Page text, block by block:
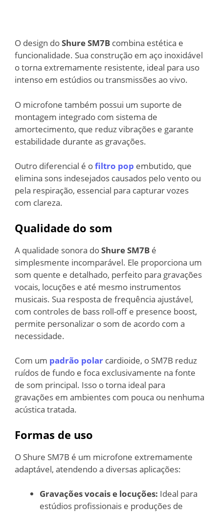
O design doShure SM7B combina estética e
funcionalidade. Sua construção em aço inoxidável
o torna extremamente resistente, ideal para uso
intenso em estúdios ou transmissões ao vivo.
O microfone também possui um suporte de
montagem integrado com sistema de
amortecimento, que reduz vibrações e garante
estabilidade durante as gravações.
Outro diferencial é ofiltro pop embutido, que
elimina sons indesejados causados pelo vento ou
pela respiração, essencial para capturar vozes
com clareza.
Qualidade do som
A qualidade sonora doShure SM7B é
simplesmente incomparável. Ele proporciona um
som quente e detalhado, perfeito para gravações
vocais, locuções e até mesmo instrumentos
musicais. Sua resposta de frequência ajustável,
com controles de bass roll-off e presence boost,
permite personalizar o som de acordo com a
necessidade.
Com um padrão polar cardioide, o SM7B reduz
ruídos de fundo e foca exclusivamente na fonte
de som principal. Isso o torna ideal para
gravações em ambientes com pouca ou nenhuma
acústica tratada.
Formas de uso
O Shure SM7B é um microfone extremamente
adaptável, atendendo a diversas aplicações:
Gravações vocais e locuções: Ideal para
estúdios profissionais e produções de